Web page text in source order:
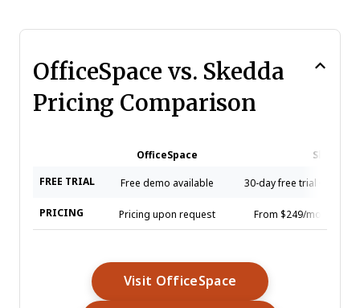
OfficeSpace vs. Skedda
Pricing Comparison
OfficeSpace Skedda
FREE TRIAL Free demo available 30-day free trial + free
PRICING Pricing upon request From $249/month
Visit OfficeSpace Opens New